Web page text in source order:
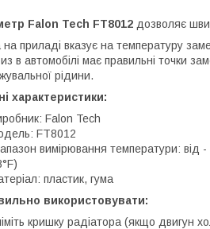
Falon Tech FT8012 дозволяє
приладі вказує на температуру
в автомобілі має правильні точки
рідини.
характеристики:
Falon Tech
FT8012
вимірювання температури:
пластик, гума
використовувати:
кришку радіатора (якщо двигун